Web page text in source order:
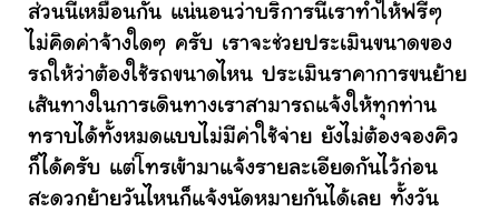
ส่วนนี้เหมือนกัน แน่นอนว่าบริการนี้เราทำให้ฟรีๆ
ไม่คิดค่าจ้างใดๆ ครับ เราจะช่วยประเมินขนาดของ
รถให้ว่าต้องใช้รถขนาดไหน ประเมินราคาการขนย้าย
เส้นทางในการเดินทางเราสามารถแจ้งให้ทุกท่าน
ทราบได้ทั้งหมดแบบไม่มีค่าใช้จ่าย ยังไม่ต้องจองคิว
ก็ได้ครับ แต่โทรเข้ามาแจ้งรายละเอียดกันไว้ก่อน
สะดวกย้ายวันไหนก็แจ้งนัดหมายกันได้เลย ทั้งวัน